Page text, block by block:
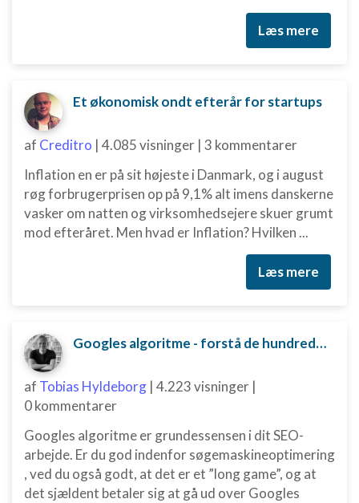
Læs mere
Et økonomisk ondt efterår for startups
af Creditro | 4.085 visninger | 3 kommentarer
Inflation en er på sit højeste i Danmark, og i august
røg forbrugerprisen op på 9,1% alt imens danskerne
vasker om natten og virksomhedsejere skuer grumt
mod efteråret. Men hvad er Inflation? Hvilken ...
Læs mere
Googles algoritme - forstå de hundredvis af parametre bag
af Tobias Hyldeborg | 4.223 visninger |
0 kommentarer
Googles algoritme er grundessensen i dit SEO-
arbejde. Er du god indenfor søgemaskineoptimering
, ved du også godt, at det er et ”long game”, og at
det sjældent betaler sig at gå ud over Googles